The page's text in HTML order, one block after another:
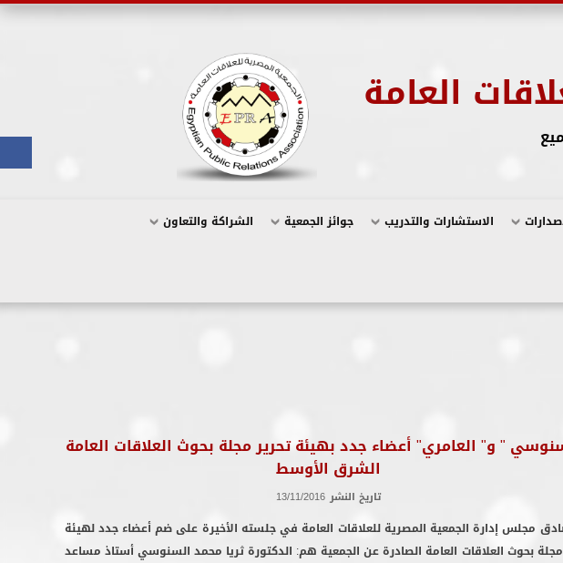
العامة
الاستشارات والتدريب جوائز الجمعية
الشراكة والتعاون
" و" العامري" أعضاء جدد بهيئة تحرير مجلة بحوث العلاقات العامة
الشرق الأوسط
تاريخ النشر 13/11/2016
مجلس إدارة الجمعية المصرية للعلاقات العامة في جلسته الأخيرة على ضم أعضاء جدد لهيئة
مجلة بحوث العلاقات العامة الصادرة عن الجمعية هم: الدكتورة ثريا محمد السنوسي أستاذ مساعد